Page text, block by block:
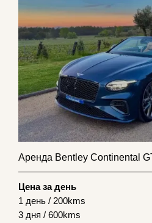
Аренда Bentley Continental
Цена за день
1 день / 200kms
3 дня / 600kms